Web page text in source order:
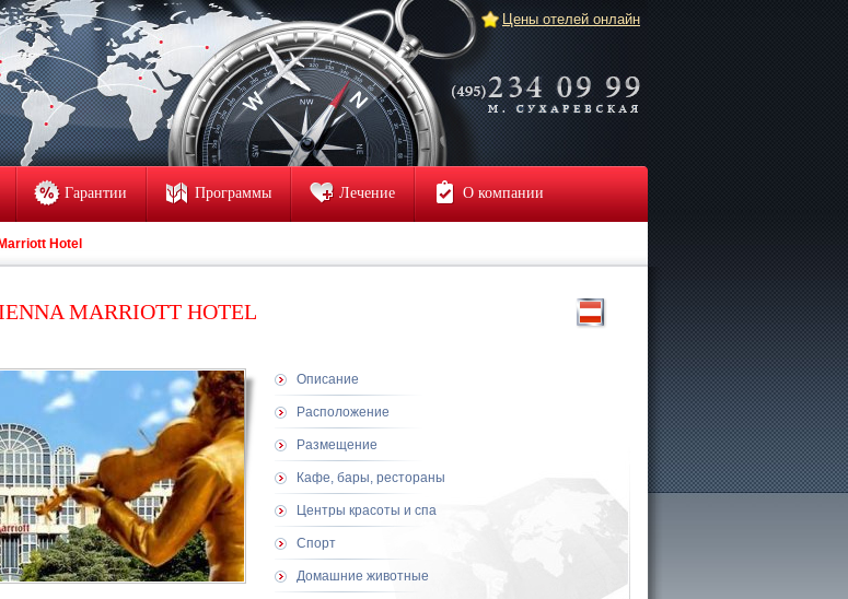
Цены отелей онлайн
Гарантии Программы Лечение О компании
Hotel
MARRIOTT HOTEL
Описание
Расположение
Размещение
Кафе, бары, рестораны
Центры красоты и спа
Спорт
Домашние животные